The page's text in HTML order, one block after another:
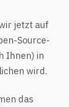
jetzt auf
Source-
Ihnen) in
wird.
das